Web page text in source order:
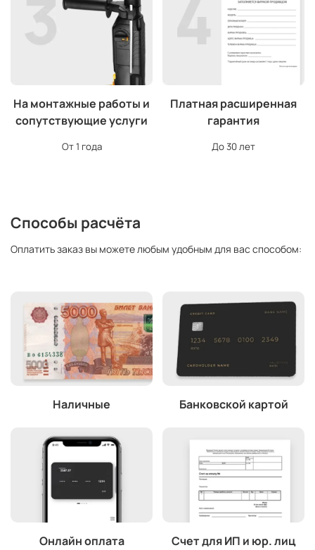
На монтажные работы и
сопутствующие услуги
От 1 года
Платная расширенная
гарантия
До 30 лет
Способы расчёта
Оплатить заказ вы можете любым удобным для вас способом:
Наличные Банковской картой
Онлайн оплата Счет для ИП и юр. лиц